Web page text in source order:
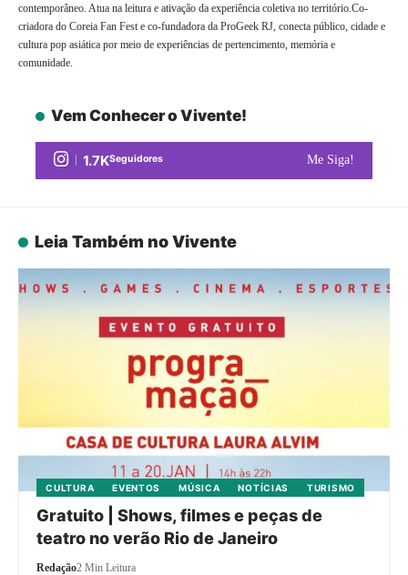
contemporâneo. Atua na leitura e ativação da experiência coletiva no território.Co-
criadora do Coreia Fan Fest e co-fundadora da ProGeek RJ, conecta público, cidade e
cultura pop asiática por meio de experiências de pertencimento, memória e
comunidade.
Vem Conhecer o Vivente!
1.7KSeguidores Me Siga!
Leia Também no Vivente
CULTURA EVENTOS MÚSICA NOTÍCIAS TURISMO
Gratuito | Shows, filmes e peças de
teatro no verão Rio de Janeiro
Redação2 Min Leitura